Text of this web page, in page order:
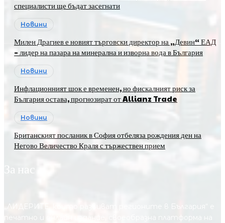
специалисти ще бъдат засегнати
Новини
Милен Драгиев е новият търговски директор на „Девин“ ЕАД
– лидер на пазара на минерална и изворна вода в България
Новини
Инфлационният шок е временен, но фискалният риск за
България остава, прогнозират от Allianz Trade
Новини
Британският посланик в София отбеляза рождения ден на
Негово Величество Краля с тържествен прием
За нас
„ЛИДЕРИТЕ, които развиват регионите в България“ е
печатно и онлайн издание, своеобразна платформа на